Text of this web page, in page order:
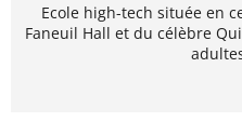
Ecole high-tech située en
Faneuil Hall et du célèbre